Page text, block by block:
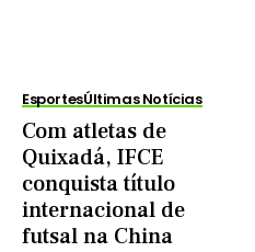
EsportesÚltimas Notícias
Com atletas de
Quixadá, IFCE
conquista título
internacional de
futsal na China